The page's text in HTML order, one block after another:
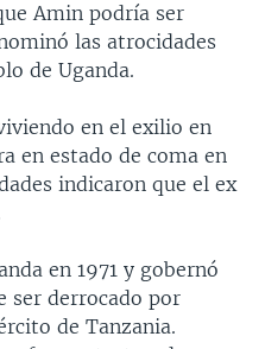
Amin podría ser
las atrocidades
de Uganda.
en el exilio en
en estado de coma en
indicaron que el ex
en 1971 y gobernó
ser derrocado por
de Tanzania.